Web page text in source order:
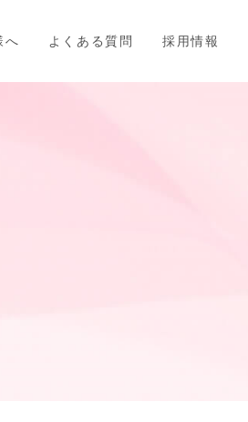
へ よくある質問 採用情報